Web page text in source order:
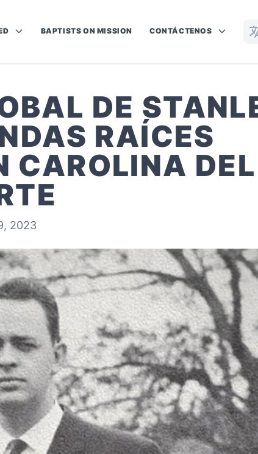
BAPTISTS ON MISSION CONTÁCTENOS
DE
RAÍCES
CAROLINA DEL
2023